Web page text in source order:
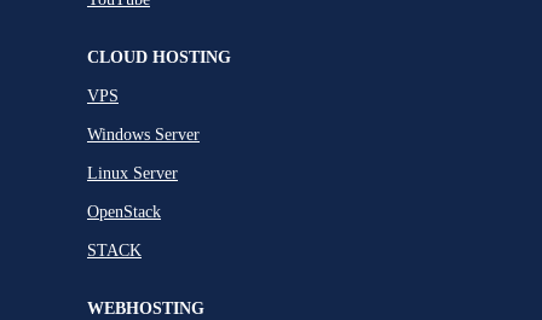
CLOUD HOSTING
VPS
Windows Server
Linux Server
OpenStack
STACK
WEBHOSTING